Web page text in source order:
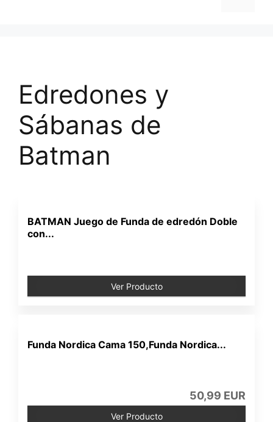
Edredones y
Sábanas de
Batman
BATMAN Juego de Funda de edredón Doble
con...
Ver Producto
Funda Nordica Cama 150,Funda Nordica...
50,99 EUR
Ver Producto